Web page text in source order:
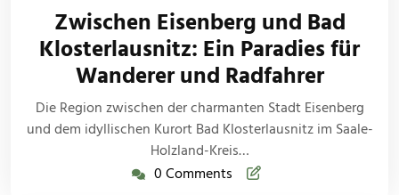
2026
Zwischen Eisenberg und Bad
Klosterlausnitz: Ein Paradies für
Wanderer und Radfahrer
Die Region zwischen der charmanten Stadt Eisenberg
und dem idyllischen Kurort Bad Klosterlausnitz im Saale-
Holzland-Kreis…
0 Comments